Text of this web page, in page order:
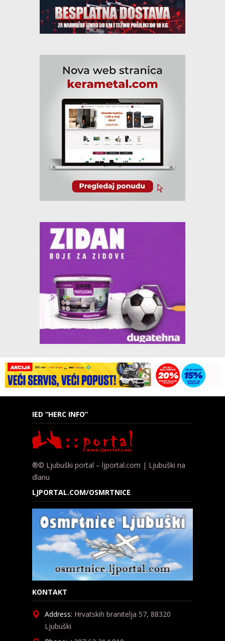
IED “HERC INFO”
®© Ljubuški portal – ljportal.com | Ljubuški na
dlanu
LJPORTAL.COM/OSMRTNICE
KONTAKT
Address: Hrvatskih branitelja 57, 88320
Ljubuški